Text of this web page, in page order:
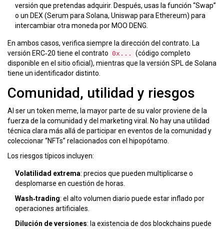
versión que pretendas adquirir. Después, usas la función “Swap”
o un DEX (Serum para Solana, Uniswap para Ethereum) para
intercambiar otra moneda por MOO DENG.
En ambos casos, verifica siempre la dirección del contrato. La
versión ERC‑20 tiene el contrato 0x...
(código completo
disponible en el sitio oficial), mientras que la versión SPL de Solana
tiene un identificador distinto.
Comunidad, utilidad y riesgos
Al ser un token meme, la mayor parte de su valor proviene de la
fuerza de la comunidad y del marketing viral. No hay una utilidad
técnica clara más allá de participar en eventos de la comunidad y
coleccionar “NFTs” relacionados con el hipopótamo.
Los riesgos típicos incluyen:
Volatilidad extrema: precios que pueden multiplicarse o
desplomarse en cuestión de horas.
Wash‑trading: el alto volumen diario puede estar inflado por
operaciones artificiales.
Dilución de versiones: la existencia de dos blockchains puede